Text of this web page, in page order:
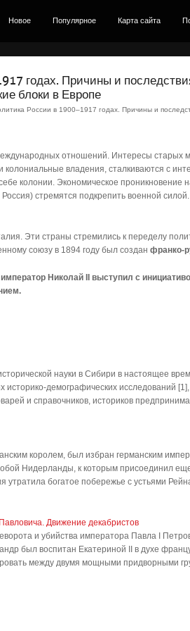
Новое Популярное Карта сайта
годах. Причины и
блоки в Европе
России в 1900–1917 годах. Причины и
отношений. Интересы старых
владения, сталкиваются с
колонии. Экономическое проникновение
стремятся подкрепить военной
Эти страны стремились к переделу
союзу в 1894 году был создан франко-
Николай II выступил с
науки в Сибири в настоящее
демографических исследований
и справочников, историков
королем, был избран германским
Нидерланды, к которым присоединил
утратила богатое побережье с устьями
Движение декабристов
и убийства императора Павла I
был воспитан Екатериной II в духе
между двумя мощными придворными